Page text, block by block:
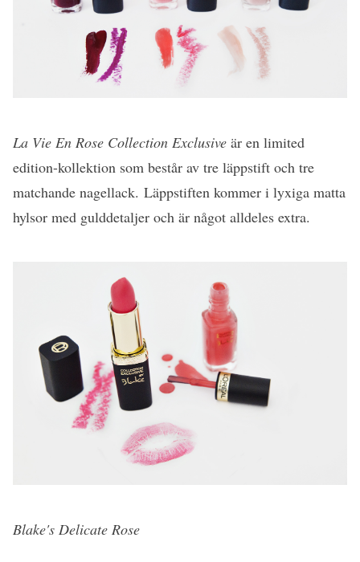
La Vie En Rose Collection Exclusive är en limited
edition-kollektion som består av tre läppstift och tre
matchande nagellack. Läppstiften kommer i lyxiga matta
hylsor med gulddetaljer och är något alldeles extra.
Blake's Delicate Rose